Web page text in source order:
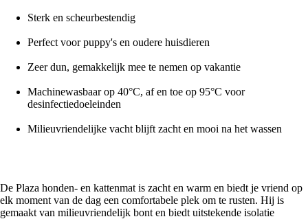
Sterk en scheurbestendig
Perfect voor puppy's en oudere huisdieren
Zeer dun, gemakkelijk mee te nemen op vakantie
Machinewasbaar op 40°C, af en toe op 95°C voor
desinfectiedoeleinden
Milieuvriendelijke vacht blijft zacht en mooi na het wassen
De Plaza honden- en kattenmat is zacht en warm en biedt je vriend op
elk moment van de dag een comfortabele plek om te rusten. Hij is
gemaakt van milieuvriendelijk bont en biedt uitstekende isolatie